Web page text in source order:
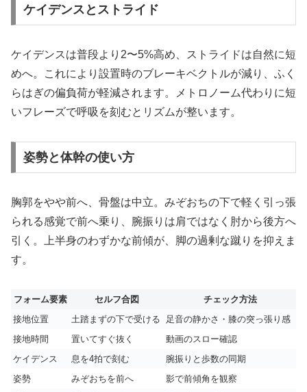
ケイデンスとストライド
ケイデンスは普段より2〜5%高め、ストライドは自然に短
めへ。これにより設置時のブレーキベクトルが減り、ふく
らはぎの偏負荷が軽減されます。メトロノーム代わりに短
いフレーズで呼吸を刻むとリズムが整います。
姿勢と体幹の使い方
胸郭をやや前へ、骨盤は中立。みぞおちの下で軽く引っ張
られる感覚で前へ乗り、腕振りは肩ではなく肘から後方へ
引く。上半身のわずかな前傾が、脚の過剰な蹴りを抑えま
す。
フォーム要素 セルフ合図
チェック方法
接地位置
土踏まずの下で受ける
足音の静かさ・膝の突っ張り感
接地時間
置いてすぐ抜く
動画のスロー確認
ケイデンス
息を4拍で刻む
腕振りと歩数の同期
姿勢
みぞおちを前へ
影で前傾角を観察